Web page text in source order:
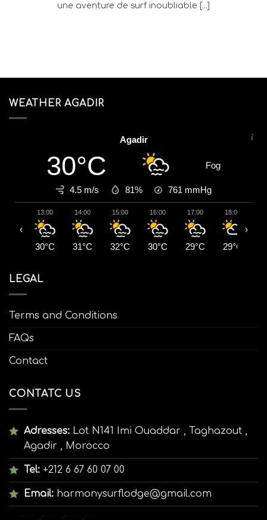
une aventure de surf inoubliable [...]
WEATHER AGADIR
Agadir
30°C Fog
4.5 m/s 81% 761 mmHg
13:00
30°C
14:00
31°C
15:00
32°C
16:00
30°C
17:00
29°C
18:00
29°C
‹ ›
LEGAL
Terms and Conditions
FAQs
Contact
CONTATC US
Adresses: Lot N141 Imi Ouaddar , Taghazout ,
Agadir , Morocco
Tel: +212 6 67 60 07 00
Email: harmonysurflodge@gmail.com